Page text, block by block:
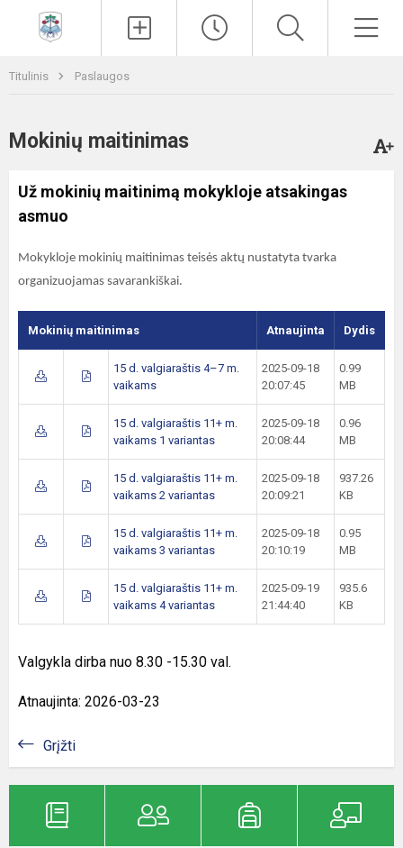
Titulinis Paslaugos
Mokinių maitinimas
Už mokinių maitinimą mokykloje atsakingas
asmuo
Mokykloje mokinių maitinimas teisės aktų nustatyta tvarka
organizuojamas savarankiškai.
Mokinių maitinimas Atnaujinta Dydis
15 d. valgiaraštis 4–7 m.
vaikams
2025-09-18
20:07:45
0.99
MB
15 d. valgiaraštis 11+ m.
vaikams 1 variantas
2025-09-18
20:08:44
0.96
MB
15 d. valgiaraštis 11+ m.
vaikams 2 variantas
2025-09-18
20:09:21
937.26
KB
15 d. valgiaraštis 11+ m.
vaikams 3 variantas
2025-09-18
20:10:19
0.95
MB
15 d. valgiaraštis 11+ m.
vaikams 4 variantas
2025-09-19
21:44:40
935.6
KB
Valgykla dirba nuo 8.30 -15.30 val.
Atnaujinta: 2026-03-23
Grįžti